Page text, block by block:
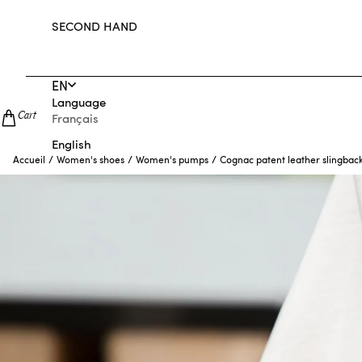
SECOND HAND
EN
Language
Français
English
Cart
Accueil / Women's shoes / Women's pumps / Cognac patent leather